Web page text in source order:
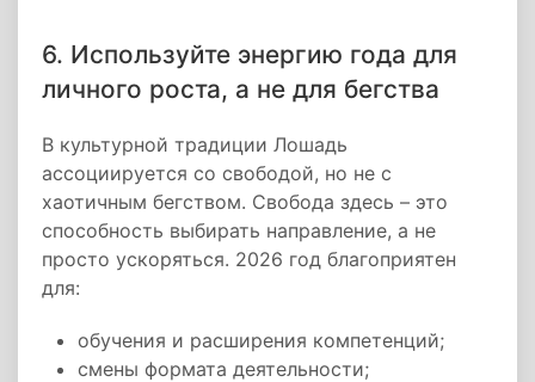
6. Используйте энергию года для
личного роста, а не для бегства
В культурной традиции Лошадь
ассоциируется со свободой, но не с
хаотичным бегством. Свобода здесь – это
способность выбирать направление, а не
просто ускоряться. 2026 год благоприятен
для:
обучения и расширения компетенций;
смены формата деятельности;